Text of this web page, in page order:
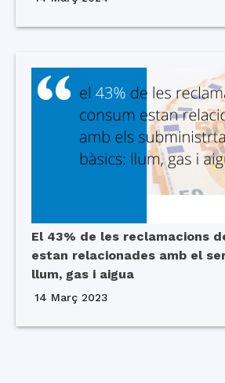
El 43% de les reclamacions
estan relacionades amb el
llum, gas i aigua
14 Març 2023